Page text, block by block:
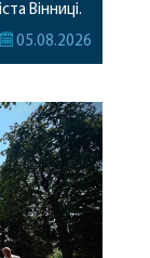
Вінниці.
які
05.08.2026